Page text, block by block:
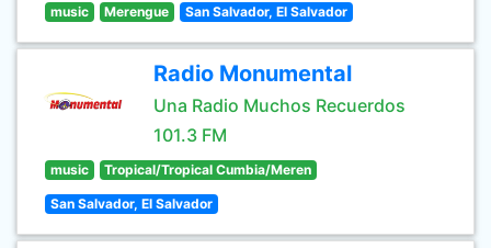
music Merengue San Salvador, El Salvador
Radio Monumental
Una Radio Muchos Recuerdos
101.3 FM
music Tropical/Tropical Cumbia/Meren
San Salvador, El Salvador